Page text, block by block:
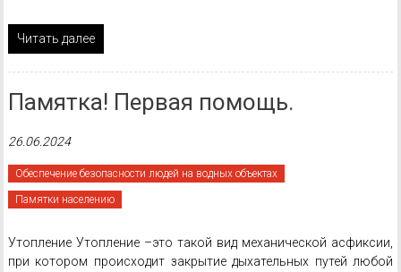
Читать далее
Памятка! Первая помощь.
26.06.2024
Обеспечение безопасности людей на водных объектах
Памятки населению
Утопление Утопление –это такой вид механической асфиксии,
при котором происходит закрытие дыхательных путей любой